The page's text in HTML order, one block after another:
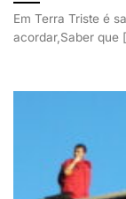
Em Terra Triste é
acordar,Saber que